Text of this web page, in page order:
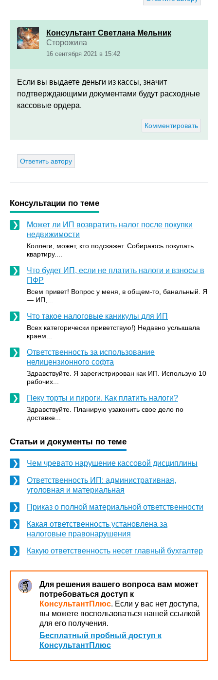
Консультант Светлана Мельник
Сторожила
16 сентября 2021 в 15:42
Если вы выдаете деньги из кассы, значит
подтверждающими документами будут расходные
кассовые ордера.
Комментировать
Ответить автору
Консультации по теме
Может ли ИП возвратить налог после покупки
недвижимости
Коллеги, может, кто подскажет. Собираюсь покупать
квартиру....
Что будет ИП, если не платить налоги и взносы в
ПФР
Всем привет! Вопрос у меня, в общем-то, банальный. Я
— ИП,...
Что такое налоговые каникулы для ИП
Всех категорически приветствую!) Недавно услышала
краем...
Ответственность за использование
нелицензионного софта
Здравствуйте. Я зарегистрирован как ИП. Использую 10
рабочих...
Пеку торты и пироги. Как платить налоги?
Здравствуйте. Планирую узаконить свое дело по
доставке...
Статьи и документы по теме
Чем чревато нарушение кассовой дисциплины
Ответственность ИП: административная,
уголовная и материальная
Приказ о полной материальной ответственности
Какая ответственность установлена за
налоговые правонарушения
Какую ответственность несет главный бухгалтер
Для решения вашего вопроса вам может
потребоваться доступ к
КонсультантПлюс. Если у вас нет доступа,
вы можете воспользоваться нашей ссылкой
для его получения.
Бесплатный пробный доступ к
КонсультантПлюс